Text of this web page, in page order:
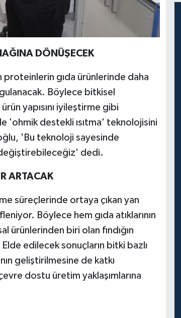
DÖNÜŞECEK
proteinlerin gıda ürünlerinde daha
Böylece bitkisel
yapısını iyileştirme gibi
'ohmik destekli ısıtma' teknolojisini
'Bu teknoloji sayesinde
değiştirebileceğiz' dedi.
ARTACAK
süreçlerinde ortaya çıkan yan
Böylece hem gıda atıklarının
ürünlerinden biri olan fındığın
edilecek sonuçların bitki bazlı
geliştirilmesine de katkı
dostu üretim yaklaşımlarına